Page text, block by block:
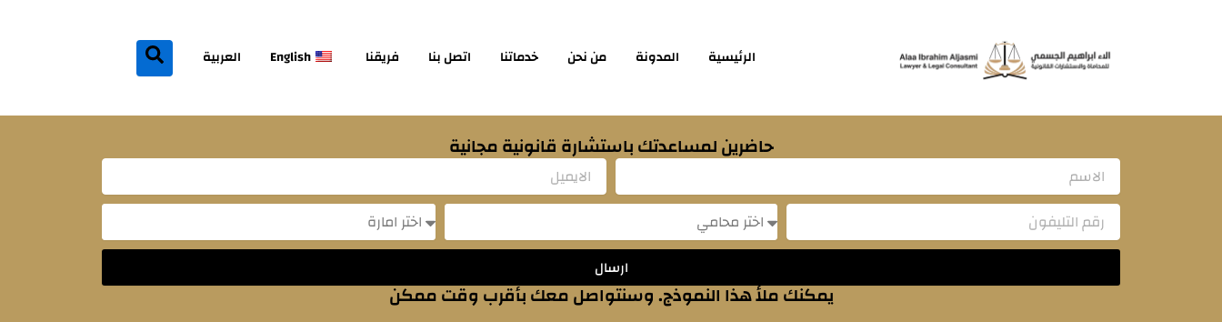
الرئيسية المدونة من نحن خدماتنا اتصل بنا فريقنا English العربية
حاضرين لمساعدتك باستشارة قانونية مجانية
Message
Message
ارسال
يمكنك ملأ هذا النموذج. وسنتواصل معك بأقرب وقت ممكن